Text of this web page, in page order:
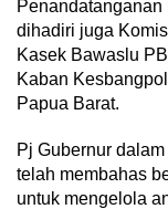
dihadiri juga
Kasek Bawaslu
Kaban
Papua Barat.
Pj Gubernur
telah membahas
untuk mengelola